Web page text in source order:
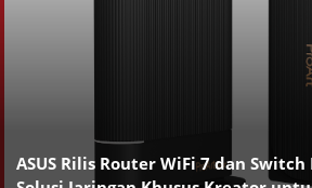
ASUS Rilis Router WiFi 7 dan